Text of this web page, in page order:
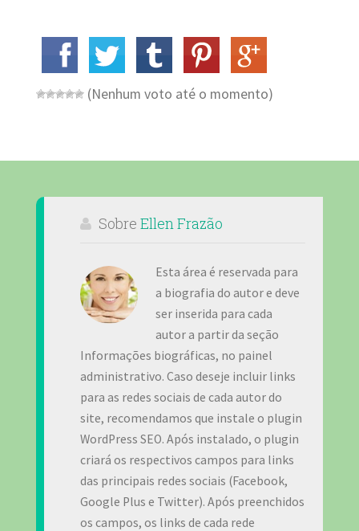
(Nenhum voto até o momento)
Sobre Ellen Frazão
Esta área é reservada para
a biografia do autor e deve
ser inserida para cada
autor a partir da seção
Informações biográficas, no painel
administrativo. Caso deseje incluir links
para as redes sociais de cada autor do
site, recomendamos que instale o plugin
WordPress SEO. Após instalado, o plugin
criará os respectivos campos para links
das principais redes sociais (Facebook,
Google Plus e Twitter). Após preenchidos
os campos, os links de cada rede